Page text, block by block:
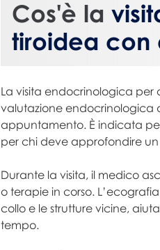
Cos'è la
tiroidea con
La visita endocrinologica
valutazione endocrinologica
appuntamento. È indicata
per chi deve approfondire
Durante la visita, il medico
o terapie in corso.
collo e le strutture vicine,
tempo.